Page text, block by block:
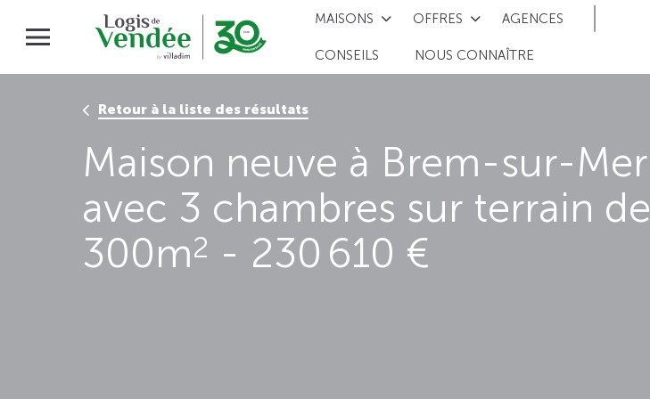
MAISONS OFFRES AGENCES
CONSEILS NOUS CONNAÎTRE
Retour à la liste des résultats
Maison neuve à Brem-sur-Mer
avec 3 chambres sur terrain de
300m2 - 230 610 €